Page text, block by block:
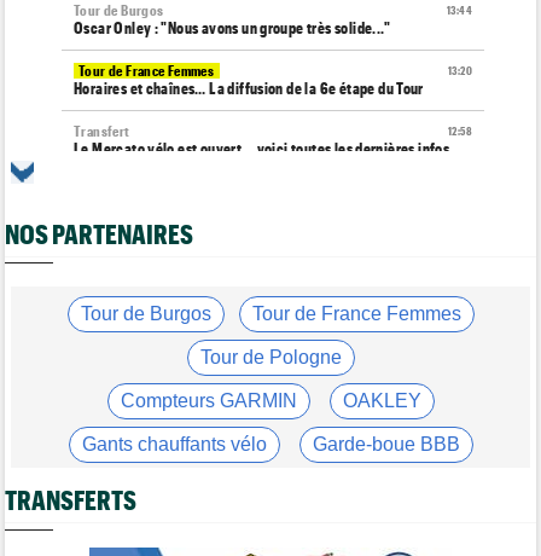
13:44
Tour de Burgos
Oscar Onley : "Nous avons un groupe très solide..."
13:20
Tour de France Femmes
Horaires et chaînes… La diffusion de la 6e étape du Tour
12:58
Transfert
Le Mercato vélo est ouvert... voici toutes les dernières infos
c'est ici !
12:04
Tour de France Femmes
La 6e étape… un terrain propice aux baroudeuses à Tournon ?
Transfert
Soudal Quick-Step recrute un talentueux sprinteur allemand de
24 ans !
Trine Vingegaard : "L'entraînement ne devrait pas être une
corvée..."
Tour de France Femmes
NOS PARTENAIRES
Tour de Burgos Tour de France Femmes
Tour de Pologne
Compteurs GARMIN OAKLEY
Gants chauffants vélo Garde-boue BBB
Casque ABUS
TRANSFERTS